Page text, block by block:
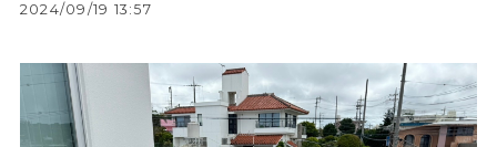
2024/09/19 13:57